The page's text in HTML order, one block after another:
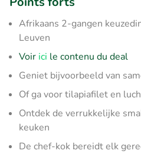
Afrikaans 2-gangen
Leuven
Voir ici le contenu du deal
Geniet bijvoorbeeld van
Of ga voor tilapiafilet en
Ontdek de verrukkelijke
keuken
De chef-kok bereidt elk